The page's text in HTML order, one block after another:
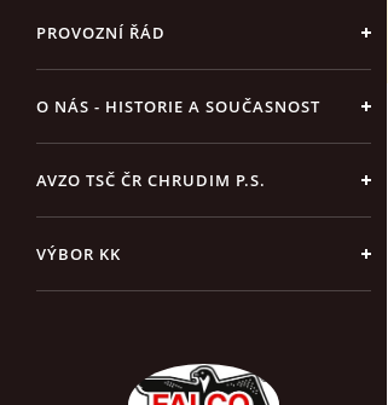
PROVOZNÍ ŘÁD
O NÁS - HISTORIE A SOUČASNOST
AVZO TSČ ČR CHRUDIM P.S.
VÝBOR KK